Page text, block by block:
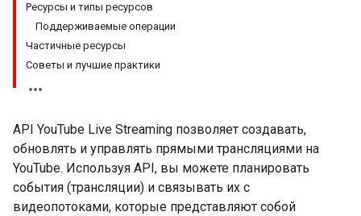
Ресурсы и типы ресурсов
Поддерживаемые операции
Частичные ресурсы
Советы и лучшие практики
API YouTube Live Streaming позволяет создавать,
обновлять и управлять прямыми трансляциями на
YouTube. Используя API, вы можете планировать
события (трансляции) и связывать их с
видеопотоками, которые представляют собой